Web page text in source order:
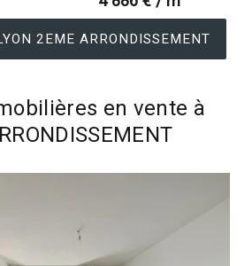
2EME ARRONDISSEMENT
en vente à